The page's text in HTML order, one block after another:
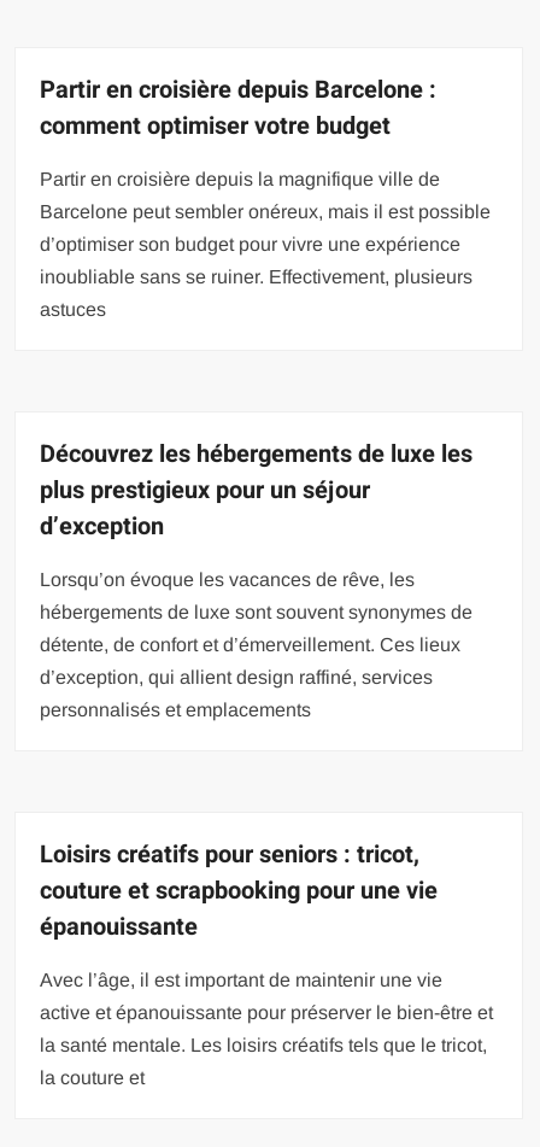
Partir en croisière depuis Barcelone :
comment optimiser votre budget
Partir en croisière depuis la magnifique ville de
Barcelone peut sembler onéreux, mais il est possible
d’optimiser son budget pour vivre une expérience
inoubliable sans se ruiner. Effectivement, plusieurs
astuces
Découvrez les hébergements de luxe les
plus prestigieux pour un séjour
d’exception
Lorsqu’on évoque les vacances de rêve, les
hébergements de luxe sont souvent synonymes de
détente, de confort et d’émerveillement. Ces lieux
d’exception, qui allient design raffiné, services
personnalisés et emplacements
Loisirs créatifs pour seniors : tricot,
couture et scrapbooking pour une vie
épanouissante
Avec l’âge, il est important de maintenir une vie
active et épanouissante pour préserver le bien-être et
la santé mentale. Les loisirs créatifs tels que le tricot,
la couture et